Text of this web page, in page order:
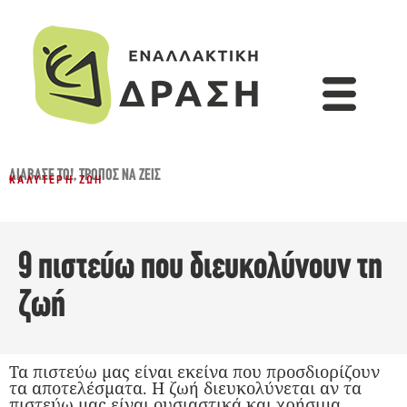
ΔΙΆΒΑΣΈ ΤΟ!,ΤΡΌΠΟΣ ΝΑ ΖΕΙΣ
ΚΑΛΎΤΕΡΗ ΖΩΉ
9 πιστεύω που διευκολύνουν τη
ζωή
Τα πιστεύω μας είναι εκείνα που προσδιορίζουν
τα αποτελέσματα. Η ζωή διευκολύνεται αν τα